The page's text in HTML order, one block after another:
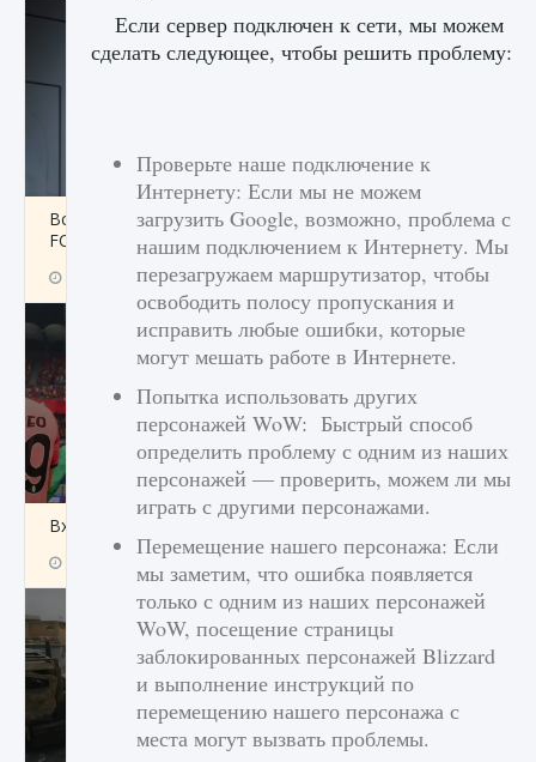
Все новые функции в режиме карьеры EA
FC 25
9 августа 2024 2 096 0 2
Входят ли «Милан» и «Интер» в EA FC 25
9 августа 2024 0
Если сервер подключен к сети, мы можем
сделать следующее, чтобы решить проблему:
Проверьте наше подключение к
Интернету: Если мы не можем
загрузить Google, возможно, проблема с
нашим подключением к Интернету. Мы
перезагружаем маршрутизатор, чтобы
освободить полосу пропускания и
исправить любые ошибки, которые
могут мешать работе в Интернете.
Попытка использовать других
персонажей WoW: Быстрый способ
определить проблему с одним из наших
персонажей — проверить, можем ли мы
играть с другими персонажами.
Перемещение нашего персонажа: Если
мы заметим, что ошибка появляется
только с одним из наших персонажей
WoW, посещение страницы
заблокированных персонажей Blizzard
и выполнение инструкций по
перемещению нашего персонажа с
места могут вызвать проблемы.